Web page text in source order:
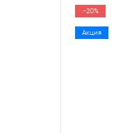
-20%
Акция